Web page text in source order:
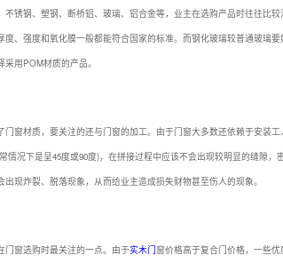
不锈钢、塑钢、断桥铝、玻璃、铝合金等，业主在选购产品时往往比
度、强度和氧化膜一般都能符合国家的标准。而钢化玻璃较普通玻璃
用POM材质的产品。
门窗材质，要关注的还与门窗的加工。由于门窗大多数还依赖于安装
情况下是呈45度或90度)，在拼接过程中应该不会出现较明显的缝隙
出现炸裂、脱落现象，从而给业主造成损失财物甚至伤人的现象。
门窗选购时最关注的一点。由于实木门窗价格高于复合门价格，一些